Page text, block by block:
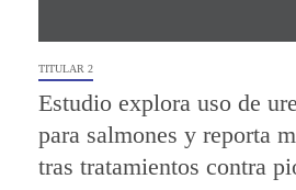
TITULAR 2
Estudio explora uso de
para salmones y reporta
tras tratamientos contra